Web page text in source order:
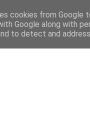
cookies from Google
Google along with
to detect and